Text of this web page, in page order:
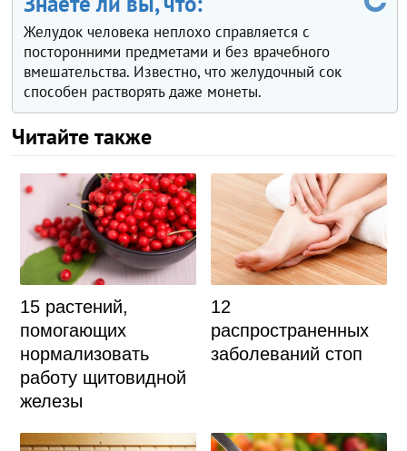
Желудок человека неплохо справляется с
посторонними предметами и без врачебного
вмешательства. Известно, что желудочный сок
способен растворять даже монеты.
Читайте также
15 растений,
помогающих
нормализовать
работу щитовидной
железы
12
распространенных
заболеваний стоп